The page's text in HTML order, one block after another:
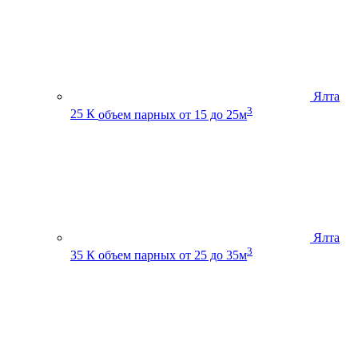
Ялта
25 К объем парных от 15 до 25м3
Ялта
35 К объем парных от 25 до 35м3